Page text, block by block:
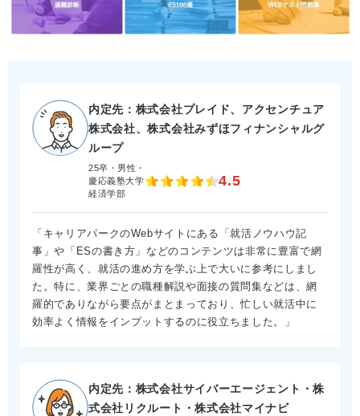
内定先：株式会社プレイド、アクセンチュア
株式会社、株式会社みずほフィナンシャルグ
ループ
25卒・男性・
慶応義塾大学
経済学部
4.5
「キャリアパークのWebサイトにある「就活ノウハウ記
事」や「ESの書き方」などのコンテンツは非常に豊富で網
羅性が高く、就活の進め方を学ぶ上で大いに参考にしまし
た。特に、業界ごとの職種解説や面接の質問集などは、網
羅的でありながら要点がまとまっており、忙しい就活中に
効率よく情報をインプットするのに役立ちました。」
内定先：株式会社サイバーエージェント・株
式会社リクルート・株式会社マイナビ